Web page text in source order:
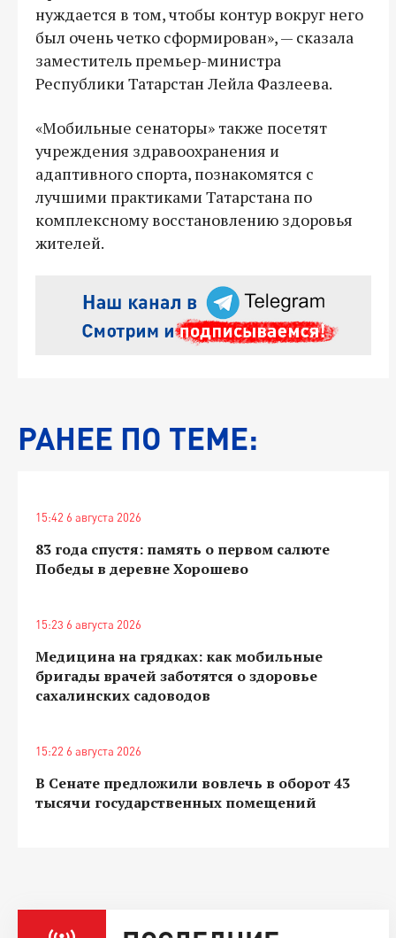
нуждается в том, чтобы контур вокруг него
был очень четко сформирован», — сказала
заместитель премьер-министра
Республики Татарстан Лейла Фазлеева.
«Мобильные сенаторы» также посетят
учреждения здравоохранения и
адаптивного спорта, познакомятся с
лучшими практиками Татарстана по
комплексному восстановлению здоровья
жителей.
РАНЕЕ ПО ТЕМЕ:
15:42 6 августа 2026
83 года спустя: память о первом салюте
Победы в деревне Хорошево
15:23 6 августа 2026
Медицина на грядках: как мобильные
бригады врачей заботятся о здоровье
сахалинских садоводов
15:22 6 августа 2026
В Сенате предложили вовлечь в оборот 43
тысячи государственных помещений